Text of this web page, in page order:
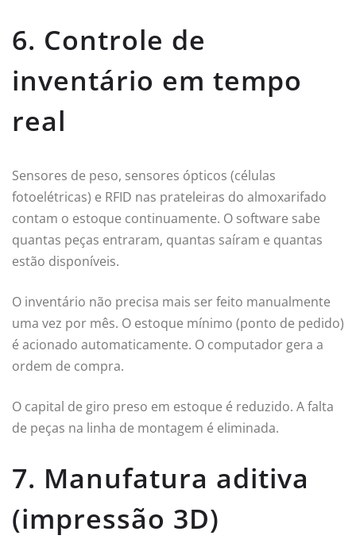
6. Controle de
inventário em tempo
real
Sensores de peso, sensores ópticos (células
fotoelétricas) e RFID nas prateleiras do almoxarifado
contam o estoque continuamente. O software sabe
quantas peças entraram, quantas saíram e quantas
estão disponíveis.
O inventário não precisa mais ser feito manualmente
uma vez por mês. O estoque mínimo (ponto de pedido)
é acionado automaticamente. O computador gera a
ordem de compra.
O capital de giro preso em estoque é reduzido. A falta
de peças na linha de montagem é eliminada.
7. Manufatura aditiva
(impressão 3D)